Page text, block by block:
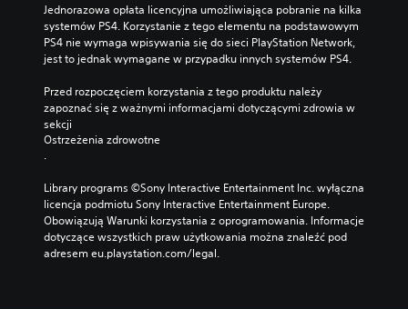
Jednorazowa opłata licencyjna umożliwiająca pobranie na kilka
systemów PS4. Korzystanie z tego elementu na podstawowym
PS4 nie wymaga wpisywania się do sieci PlayStation Network,
jest to jednak wymagane w przypadku innych systemów PS4.
Przed rozpoczęciem korzystania z tego produktu należy
zapoznać się z ważnymi informacjami dotyczącymi zdrowia w
sekcji
Ostrzeżenia zdrowotne
.
Library programs ©Sony Interactive Entertainment Inc. wyłączna
licencja podmiotu Sony Interactive Entertainment Europe.
Obowiązują Warunki korzystania z oprogramowania. Informacje
dotyczące wszystkich praw użytkowania można znaleźć pod
adresem eu.playstation.com/legal.